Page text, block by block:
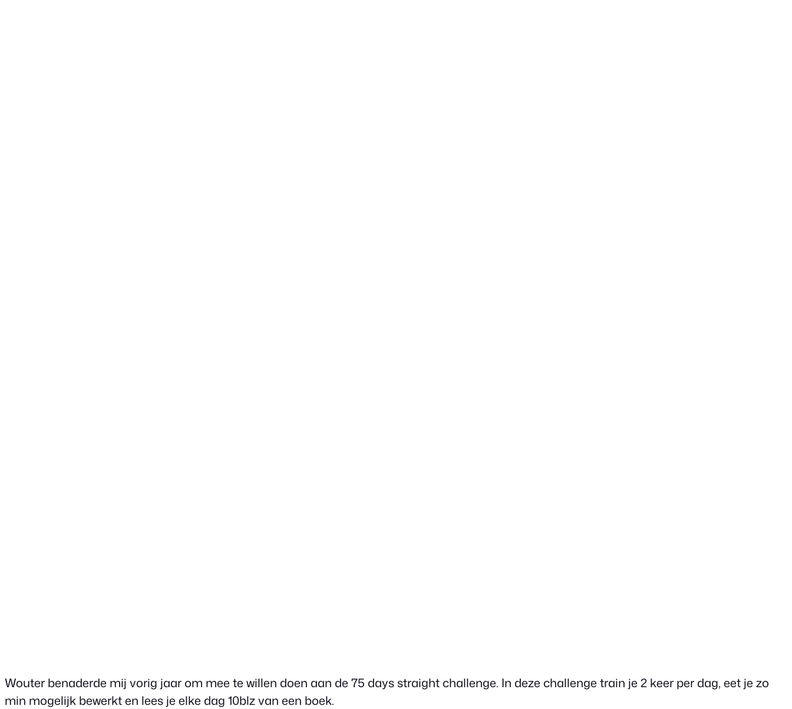
Wouter benaderde mij vorig jaar om mee te willen doen aan de 75 days straight challenge. In deze challenge train je 2 keer per dag, eet je zo
min mogelijk bewerkt en lees je elke dag 10blz van een boek.